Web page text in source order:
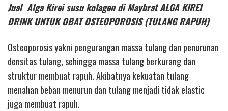
Jual Alga Kirei susu kolagen di Maybrat ALGA KIREI
DRINK UNTUK OBAT OSTEOPOROSIS (TULANG RAPUH)
Osteoporosis yakni pengurangan massa tulang dan penurunan
densitas tulang, sehingga massa tulang berkurang dan
struktur membuat rapuh. Akibatnya kekuatan tulang
menahan beban menurun dan tulang menjadi tidak elastic
juga membuat rapuh.